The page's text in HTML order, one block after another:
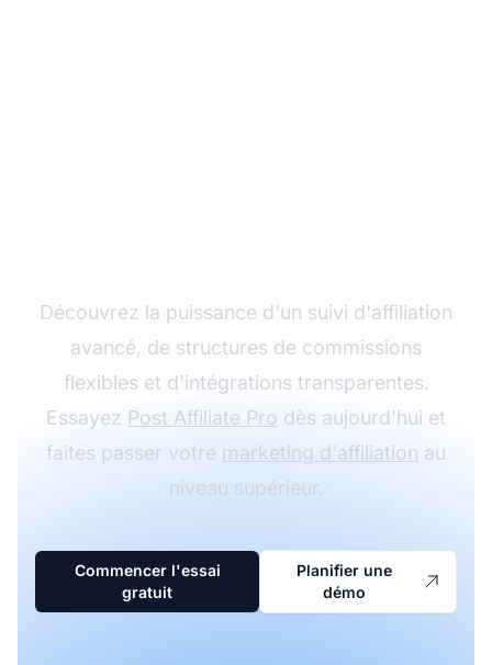
Découvrez la puissance d'un suivi d'affiliation
avancé, de structures de commissions
flexibles et d'intégrations transparentes.
Essayez Post Affiliate Pro dès aujourd'hui et
faites passer votre marketing d'affiliation au
niveau supérieur.
Commencer l'essai
gratuit
Planifier une
démo